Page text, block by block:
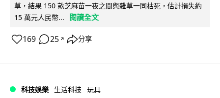
草，結果 150 畝芝麻苗一夜之間與雜草一同枯死，估計損失約
15 萬元人民幣...
閱讀全文
169 25 ↗ 分享
科技娛樂 生活科技 玩具